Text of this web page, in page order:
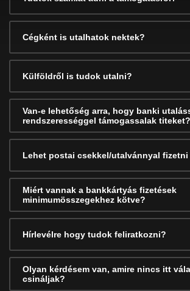
Cégként is utalhatok nektek?
Külföldről is tudok utalni?
Van-e lehetőség arra, hogy banki
rendszerességgel támogassalak titeket?
Lehet postai csekkel/utalvánnyal fizetni
Miért vannak a bankkártyás fizetések
minimumösszegekhez kötve?
Hírlevélre hogy tudok feliratkozni?
Olyan kérdésem van, amire nincs itt
csináljak?